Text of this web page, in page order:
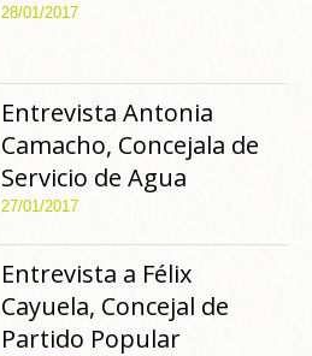
28/01/2017
Entrevista Antonia
Camacho, Concejala de
Servicio de Agua
27/01/2017
Entrevista a Félix
Cayuela, Concejal de
Partido Popular